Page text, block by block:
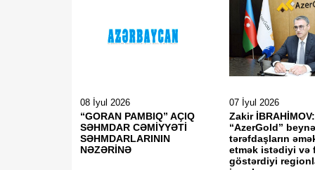
08 İyul 2026
“GORAN PAMBIQ” AÇIQ
SƏHMDAR CƏMİYYƏTİ
SƏHMDARLARININ
NƏZƏRİNƏ
07 İyul 2026
Zakir İBRAHİMOV:
“AzerGold”
tərəfdaşların
etmək istədiyi və
göstərdiyi